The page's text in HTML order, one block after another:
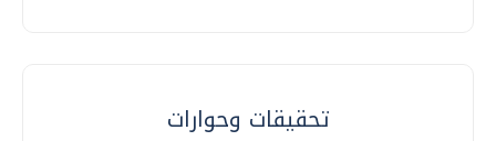
تحقيقات وحوارات